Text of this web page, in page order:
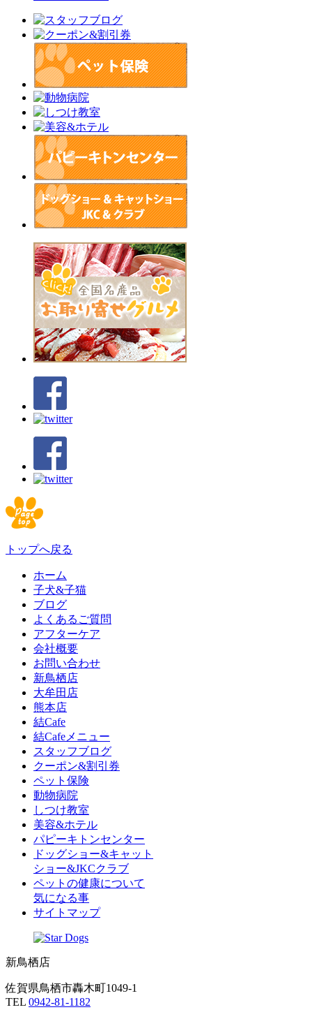
トップへ戻る
ホーム
子犬&子猫
ブログ
よくあるご質問
アフターケア
会社概要
お問い合わせ
新鳥栖店
大牟田店
熊本店
結Cafe
結Cafeメニュー
スタッフブログ
クーポン&割引券
ペット保険
動物病院
しつけ教室
美容&ホテル
パピーキトンセンター
ドッグショー&キャット
ショー&JKCクラブ
ペットの健康について
気になる事
サイトマップ
新鳥栖店
佐賀県鳥栖市轟木町1049-1
TEL 0942-81-1182